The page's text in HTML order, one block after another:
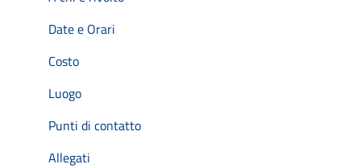
Date e Orari
Costo
Luogo
Punti di contatto
Allegati